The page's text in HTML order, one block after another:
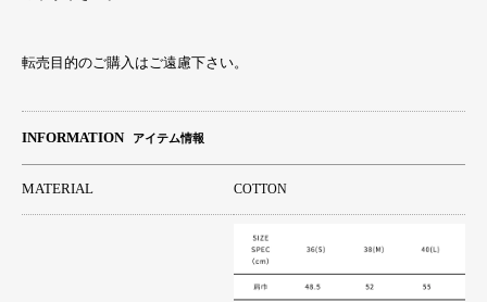
転売目的のご購入はご遠慮下さい。
INFORMATION アイテム情報
MATERIAL COTTON